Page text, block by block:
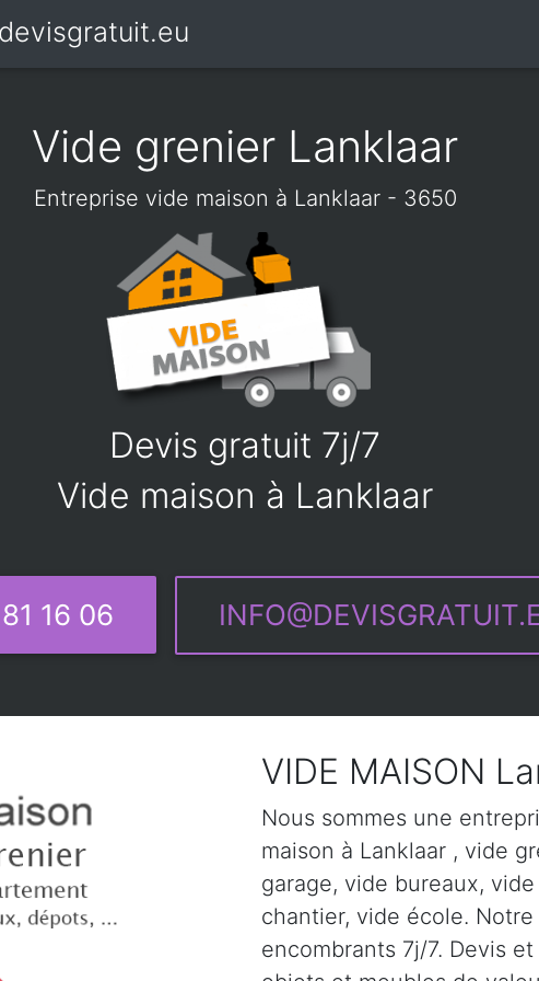
Vide grenier Lanklaar
Entreprise vide maison à Lanklaar - 3650
Devis gratuit 7j/7
Vide maison à Lanklaar
16 06
VIDE MAISON
Nous sommes une
maison à Lanklaar , vide
garage, vide bureaux,
chantier, vide école.
encombrants 7j/7. Devis